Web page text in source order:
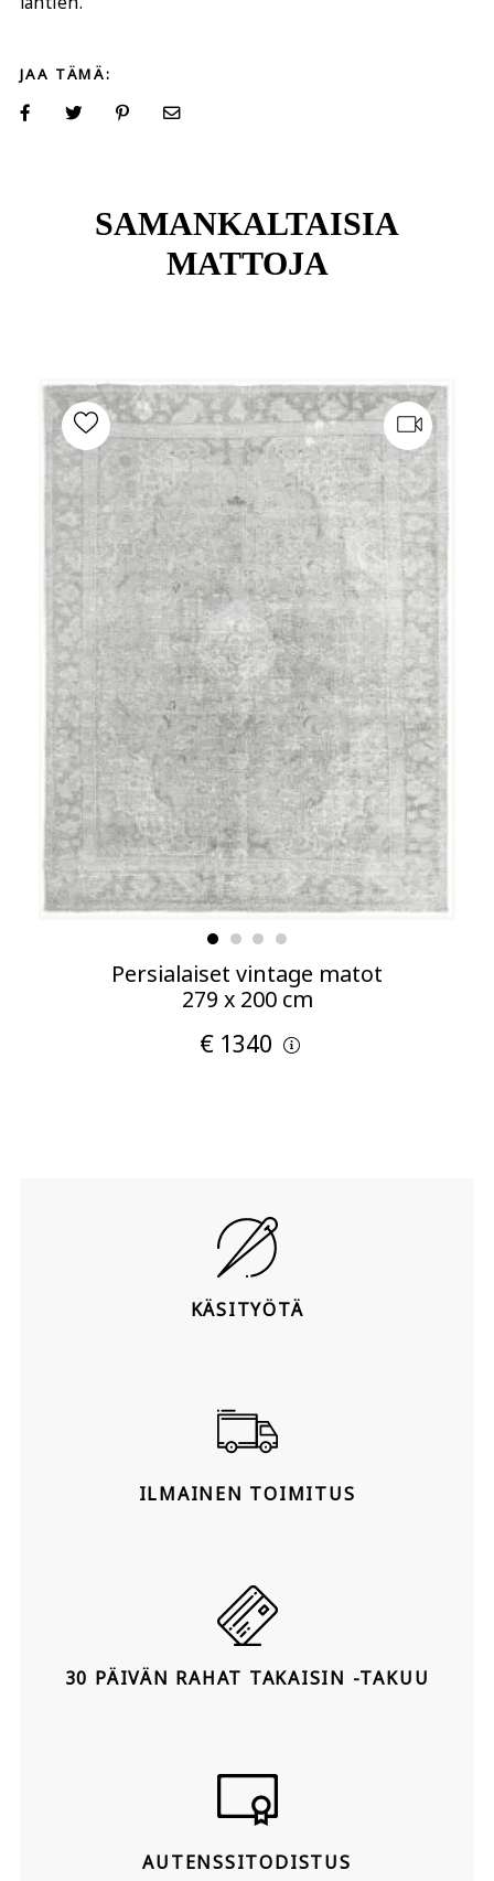
JAA TÄMÄ:
SAMANKALTAISIA
MATTOJA
Persialaiset vintage matot
279 x 200 cm
€ 1340
KÄSITYÖTÄ
ILMAINEN TOIMITUS
30 PÄIVÄN RAHAT TAKAISIN -TAKUU
AUTENSSITODISTUS